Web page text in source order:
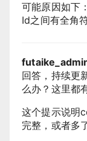
可能原因如下
Id之间有全角
回答，持续更
么办？这里都
这个提示说明
完整，或者多